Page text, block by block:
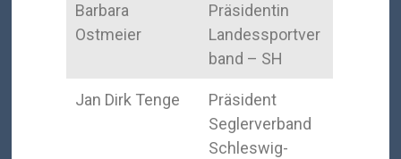
Barbara
Ostmeier
Präsidentin
Landessportver
band – SH
Jan Dirk Tenge
Präsident
Seglerverband
Schleswig-